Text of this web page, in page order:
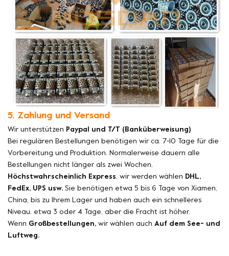
5. Zahlung und Versand
Wir unterstützen Paypal und T/T (Banküberweisung)
Bei regulären Bestellungen benötigen wir ca. 7-10 Tage für die
Vorbereitung und Produktion. Normalerweise dauern alle
Bestellungen nicht länger als zwei Wochen.
Höchstwahrscheinlich Express, wir werden wählen DHL,
FedEx, UPS usw. Sie benötigen etwa 5 bis 6 Tage von Xiamen,
China, bis zu Ihrem Lager und haben auch ein schnelleres
Niveau. etwa 3 oder 4 Tage, aber die Fracht ist höher.
Wenn Großbestellungen, wir wählen auch Auf dem See- und
Luftweg.